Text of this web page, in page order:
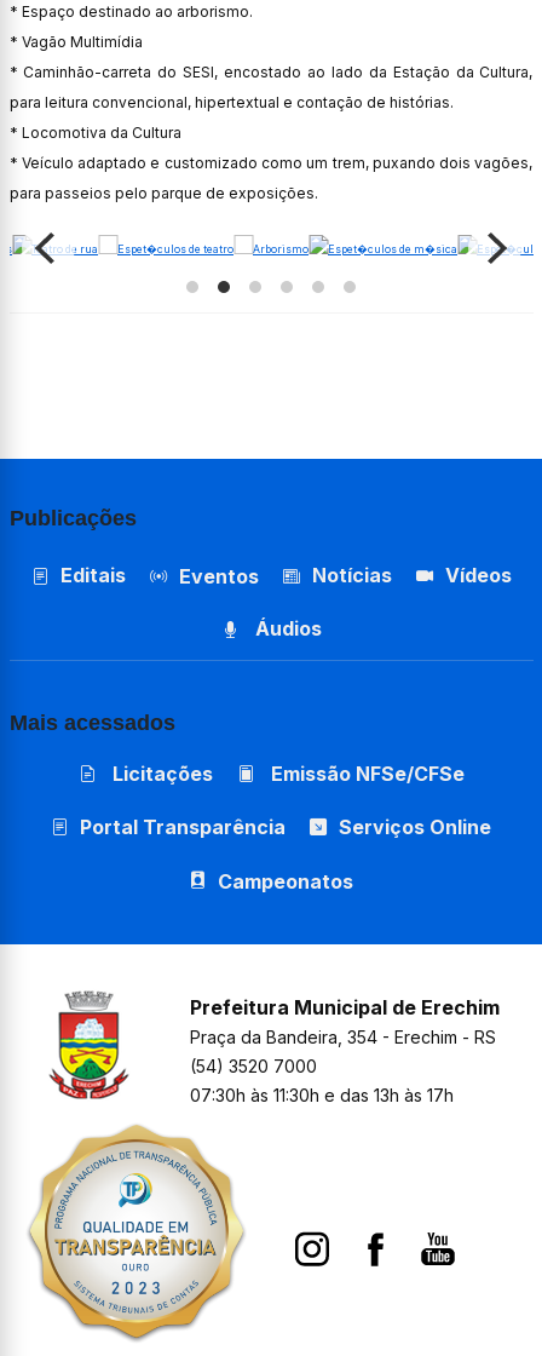
* Espaço destinado ao arborismo.
* Vagão Multimídia
* Caminhão-carreta do SESI, encostado ao lado da Estação da Cultura,
para leitura convencional, hipertextual e contação de histórias.
* Locomotiva da Cultura
* Veículo adaptado e customizado como um trem, puxando dois vagões,
para passeios pelo parque de exposições.
Publicações
Editais Eventos Notícias Vídeos
Áudios
Mais acessados
Licitações Emissão NFSe/CFSe
Portal Transparência Serviços Online
Campeonatos
Prefeitura Municipal de Erechim
Praça da Bandeira, 354 - Erechim - RS
(54) 3520 7000
07:30h às 11:30h e das 13h às 17h